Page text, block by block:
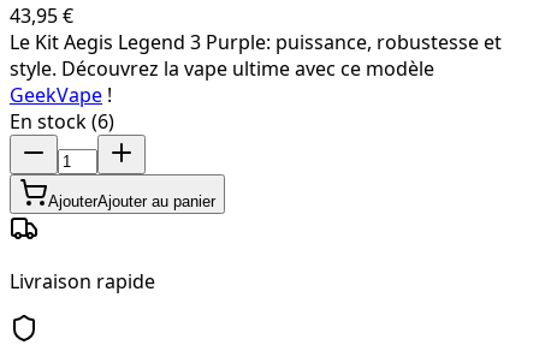
43,95 €
Le Kit Aegis Legend 3 Purple: puissance, robustesse et
style. Découvrez la vape ultime avec ce modèle
GeekVape !
En stock (6)
AjouterAjouter au panier
Livraison rapide